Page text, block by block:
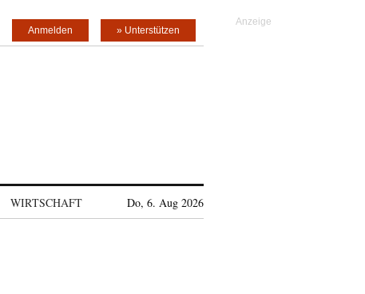
» Unterstützen
Anmelden
WIRTSCHAFT Do, 6. Aug 2026